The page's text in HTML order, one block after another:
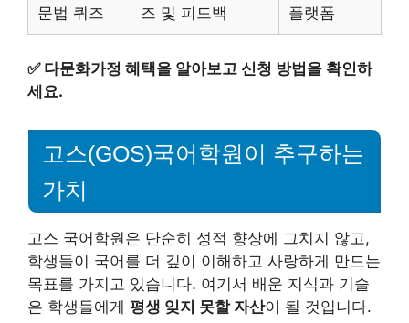
문법 퀴즈
즈 및 피드백
플랫폼
✅ 다문화가정 혜택을 알아보고 신청 방법을 확인하
세요.
고스(GOS)국어학원이 추구하는
가치
고스 국어학원은 단순히 성적 향상에 그치지 않고,
학생들이 국어를 더 깊이 이해하고 사랑하게 만드는
목표를 가지고 있습니다. 여기서 배운 지식과 기술
은 학생들에게 평생 잊지 못할 자산이 될 것입니다.